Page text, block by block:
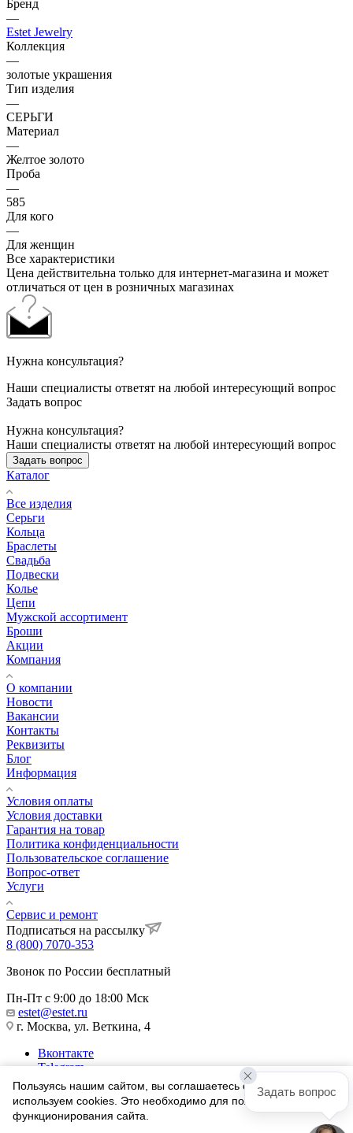
Бренд
—
Estet Jewelry
Коллекция
—
золотые украшения
Тип изделия
—
СЕРЬГИ
Материал
—
Желтое золото
Проба
—
585
Для кого
—
Для женщин
Все характеристики
Цена действительна только для интернет-магазина и может
отличаться от цен в розничных магазинах
Нужна консультация?
Наши специалисты ответят на любой интересующий вопрос
Задать вопрос
Нужна консультация?
Наши специалисты ответят на любой интересующий вопрос
Задать вопрос
Каталог
Все изделия
Серьги
Кольца
Браслеты
Свадьба
Подвески
Колье
Цепи
Мужской ассортимент
Броши
Акции
Компания
О компании
Новости
Вакансии
Контакты
Реквизиты
Блог
Информация
Условия оплаты
Условия доставки
Гарантия на товар
Политика конфиденциальности
Пользовательское соглашение
Вопрос-ответ
Услуги
Сервис и ремонт
Подписаться на рассылку
8 (800) 7070-353
Звонок по России бесплатный
Пн-Пт с 9:00 до 18:00 Мск
estet@estet.ru
г. Москва, ул. Веткина, 4
Вконтакте
Telegram
Одноклассники
WhatsApp
1991-2026 © Ювелирный Дом ЭСТЕТ
Пользуясь нашим сайтом, вы соглашаетесь с тем, что мы
используем cookies. Это необходимо для полноценного
функционирования сайта.
Задать вопрос